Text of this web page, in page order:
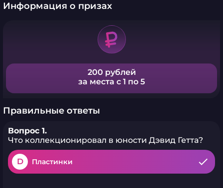
Информация о призах
200 рублей
за места с 1 по 5
Правильные ответы
Вопрос 1.
Что коллекционировал в юности Дэвид Гетта?
D Пластинки